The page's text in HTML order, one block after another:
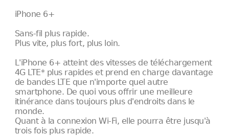
iPhone 6+
Sans-fil plus rapide.
Plus vite, plus fort, plus loin.
L'iPhone 6+ atteint des vitesses de téléchargement
4G LTE* plus rapides et prend en charge davantage
de bandes LTE que n'importe quel autre
smartphone. De quoi vous offrir une meilleure
itinérance dans toujours plus d'endroits dans le
monde.
Quant à la connexion Wi-Fi, elle pourra être jusqu'à
trois fois plus rapide.